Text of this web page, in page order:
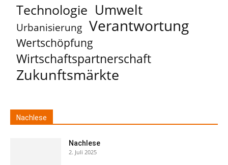
Technologie Umwelt
Urbanisierung Verantwortung
Wertschöpfung
Wirtschaftspartnerschaft
Zukunftsmärkte
Nachlese
Nachlese
2. Juli 2025